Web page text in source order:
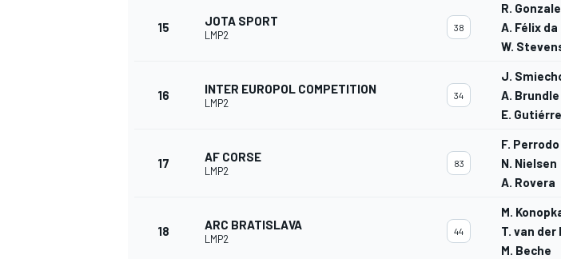
15 JOTA SPORT
LMP2
38
R.
A. Félix
W.
16 INTER EUROPOL COMPETITION
LMP2
34
J.
A. Brundle
E.
17 AF CORSE
LMP2
83
F. Perrodo
N. Nielsen
A. Rovera
18 ARC BRATISLAVA
LMP2
44
M.
T. van der
M. Beche